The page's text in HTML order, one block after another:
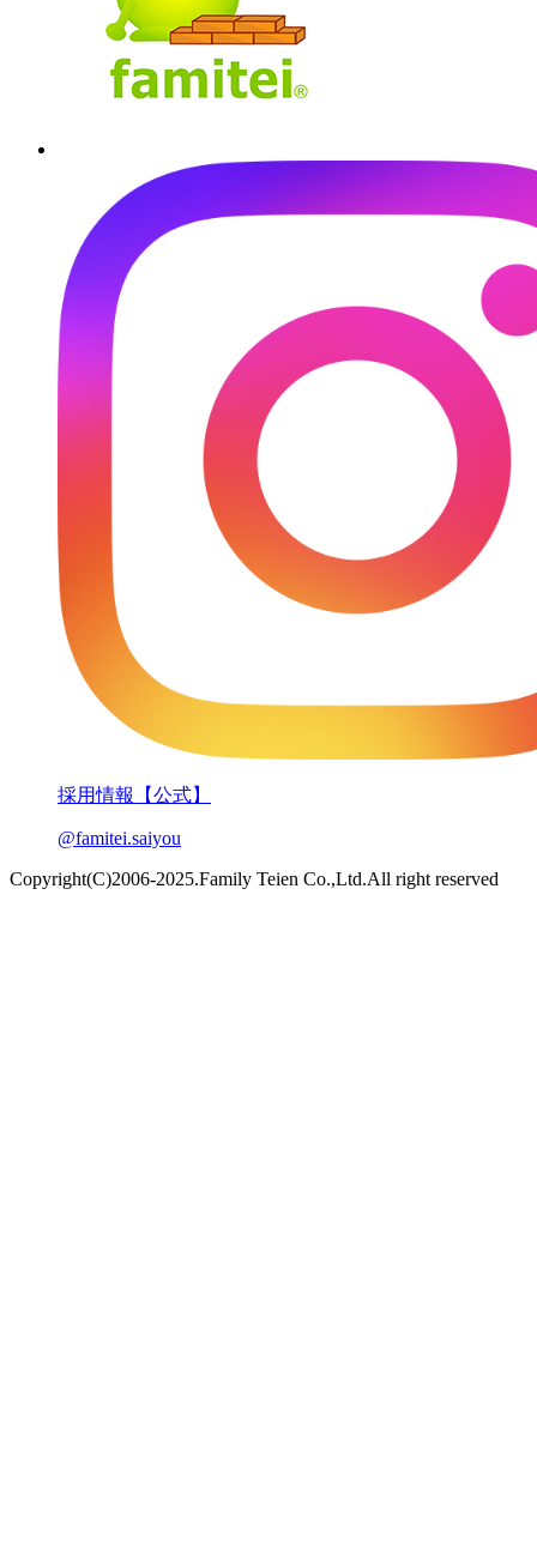
採用情報【公式】
@famitei.saiyou
Copyright(C)2006-2025.Family Teien Co.,Ltd.All right reserved